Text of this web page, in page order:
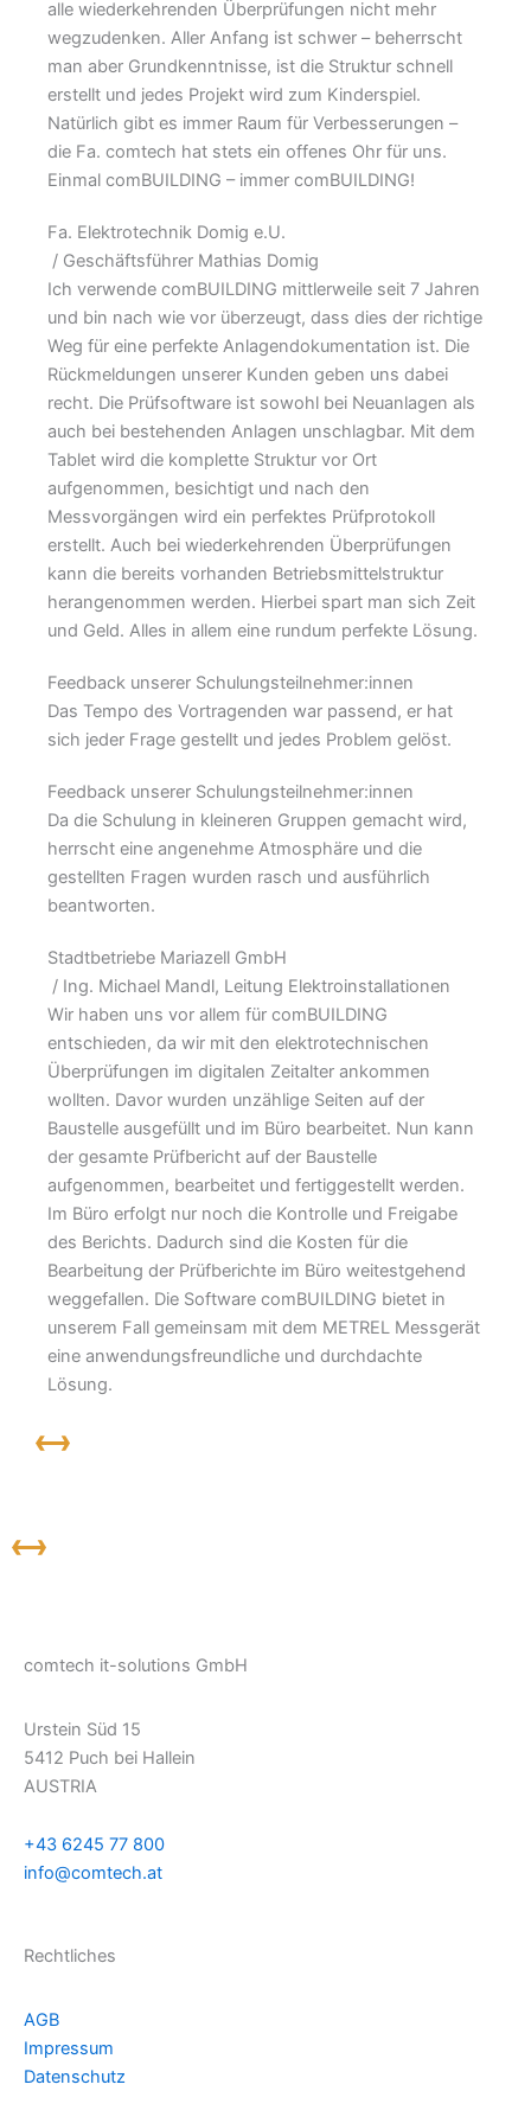
alle wiederkehrenden Überprüfungen nicht mehr
wegzudenken. Aller Anfang ist schwer – beherrscht
man aber Grundkenntnisse, ist die Struktur schnell
erstellt und jedes Projekt wird zum Kinderspiel.
Natürlich gibt es immer Raum für Verbesserungen –
die Fa. comtech hat stets ein offenes Ohr für uns.
Einmal comBUILDING – immer comBUILDING!
Fa. Elektrotechnik Domig e.U.
/ Geschäftsführer Mathias Domig
Ich verwende comBUILDING mittlerweile seit 7 Jahren
und bin nach wie vor überzeugt, dass dies der richtige
Weg für eine perfekte Anlagendokumentation ist. Die
Rückmeldungen unserer Kunden geben uns dabei
recht. Die Prüfsoftware ist sowohl bei Neuanlagen als
auch bei bestehenden Anlagen unschlagbar. Mit dem
Tablet wird die komplette Struktur vor Ort
aufgenommen, besichtigt und nach den
Messvorgängen wird ein perfektes Prüfprotokoll
erstellt. Auch bei wiederkehrenden Überprüfungen
kann die bereits vorhanden Betriebsmittelstruktur
herangenommen werden. Hierbei spart man sich Zeit
und Geld. Alles in allem eine rundum perfekte Lösung.
Feedback unserer Schulungsteilnehmer:innen
Das Tempo des Vortragenden war passend, er hat
sich jeder Frage gestellt und jedes Problem gelöst.
Feedback unserer Schulungsteilnehmer:innen
Da die Schulung in kleineren Gruppen gemacht wird,
herrscht eine angenehme Atmosphäre und die
gestellten Fragen wurden rasch und ausführlich
beantworten.
Stadtbetriebe Mariazell GmbH
/ Ing. Michael Mandl, Leitung Elektroinstallationen
Wir haben uns vor allem für comBUILDING
entschieden, da wir mit den elektrotechnischen
Überprüfungen im digitalen Zeitalter ankommen
wollten. Davor wurden unzählige Seiten auf der
Baustelle ausgefüllt und im Büro bearbeitet. Nun kann
der gesamte Prüfbericht auf der Baustelle
aufgenommen, bearbeitet und fertiggestellt werden.
Im Büro erfolgt nur noch die Kontrolle und Freigabe
des Berichts. Dadurch sind die Kosten für die
Bearbeitung der Prüfberichte im Büro weitestgehend
weggefallen. Die Software comBUILDING bietet in
unserem Fall gemeinsam mit dem METREL Messgerät
eine anwendungsfreundliche und durchdachte
Lösung.
comtech it-solutions GmbH
Urstein Süd 15
5412 Puch bei Hallein
AUSTRIA
+43 6245 77 800
info@comtech.at
Rechtliches
AGB
Impressum
Datenschutz